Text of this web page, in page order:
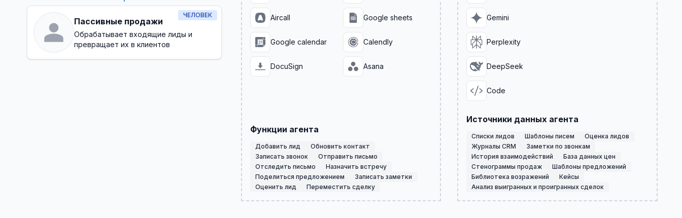
ЧЕЛОВЕК
Пассивные продажи
Обрабатывает входящие лиды и
превращает их в клиентов
Aircall Google sheets
Google calendar Calendly
DocuSign Asana
Функции агента
Добавить лид
Обновить контакт
Записать звонок
Отправить письмо
Отследить письмо
Назначить встречу
Поделиться предложением
Записать заметки
Оценить лид
Переместить сделку
Gemini
Perplexity
DeepSeek
Code
Источники данных агента
Списки лидов Шаблоны писем
Оценка лидов
Журналы CRM
Заметки по звонкам
История взаимодействий
База данных цен
Стенограммы продаж
Шаблоны предложений
Библиотека возражений
Кейсы
Анализ выигранных и проигранных сделок